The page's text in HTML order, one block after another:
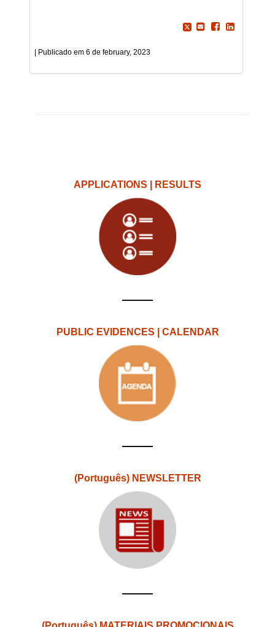
6 de february, 2023
APPLICATIONS | RESULTS
PUBLIC EVIDENCES | CALENDAR
(Português) NEWSLETTER